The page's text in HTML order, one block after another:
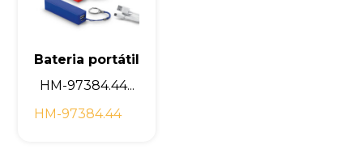
Bateria portátil
HM-97384.44...
HM-97384.44